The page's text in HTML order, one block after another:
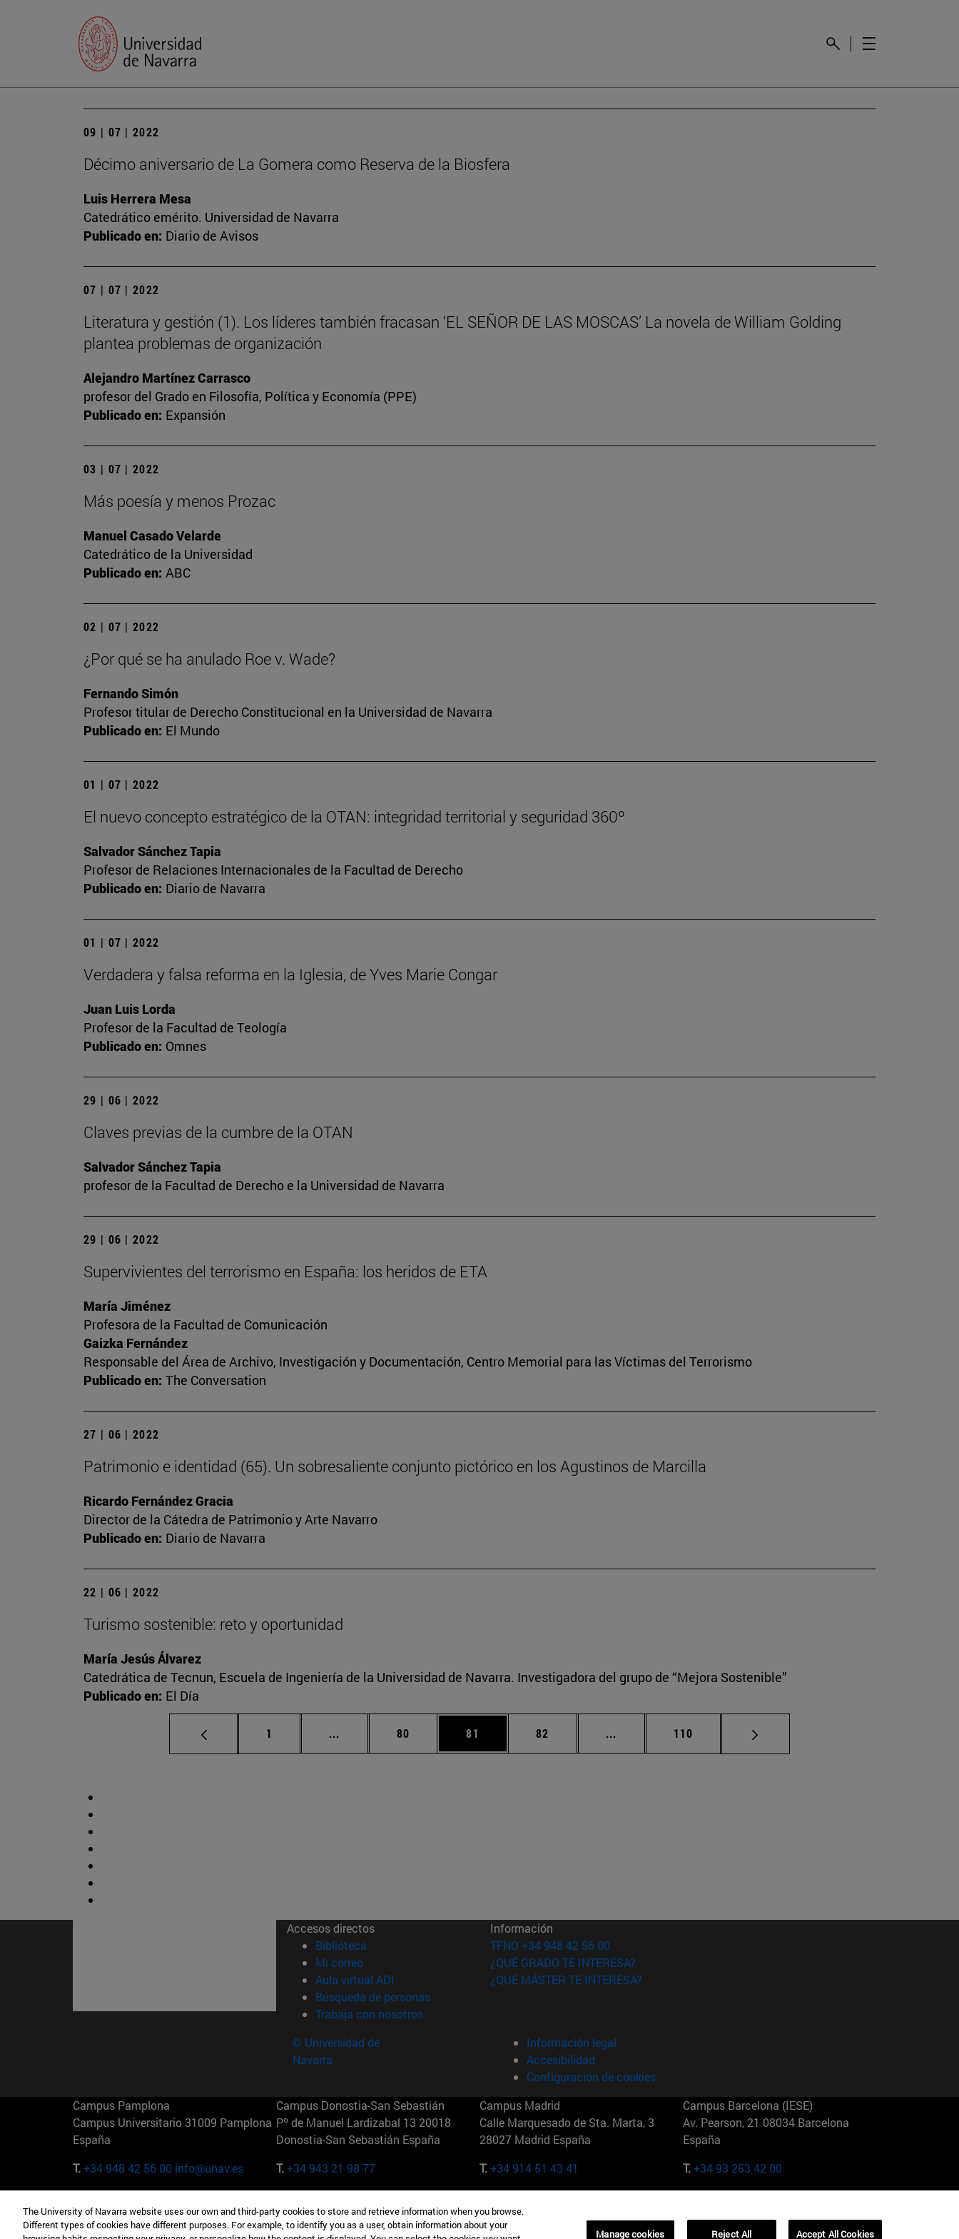
09 | 07 | 2022
Décimo aniversario de La Gomera como Reserva de la Biosfera
Luis Herrera Mesa
Catedrático emérito. Universidad de Navarra
Publicado en: Diario de Avisos
07 | 07 | 2022
Literatura y gestión (1). Los líderes también fracasan ‘EL SEÑOR DE LAS MOSCAS’ La novela de William Golding
plantea problemas de organización
Alejandro Martínez Carrasco
profesor del Grado en Filosofía, Política y Economía (PPE)
Publicado en: Expansión
03 | 07 | 2022
Más poesía y menos Prozac
Manuel Casado Velarde
Catedrático de la Universidad
Publicado en: ABC
02 | 07 | 2022
¿Por qué se ha anulado Roe v. Wade?
Fernando Simón
Profesor titular de Derecho Constitucional en la Universidad de Navarra
Publicado en: El Mundo
01 | 07 | 2022
El nuevo concepto estratégico de la OTAN: integridad territorial y seguridad 360º
Salvador Sánchez Tapia
Profesor de Relaciones Internacionales de la Facultad de Derecho
Publicado en: Diario de Navarra
01 | 07 | 2022
Verdadera y falsa reforma en la Iglesia, de Yves Marie Congar
Juan Luis Lorda
Profesor de la Facultad de Teología
Publicado en: Omnes
29 | 06 | 2022
Claves previas de la cumbre de la OTAN
Salvador Sánchez Tapia
profesor de la Facultad de Derecho e la Universidad de Navarra
29 | 06 | 2022
Supervivientes del terrorismo en España: los heridos de ETA
María Jiménez
Profesora de la Facultad de Comunicación
Gaizka Fernández
Responsable del Área de Archivo, Investigación y Documentación, Centro Memorial para las Víctimas del Terrorismo
Publicado en: The Conversation
27 | 06 | 2022
Patrimonio e identidad (65). Un sobresaliente conjunto pictórico en los Agustinos de Marcilla
Ricardo Fernández Gracia
Director de la Cátedra de Patrimonio y Arte Navarro
Publicado en: Diario de Navarra
22 | 06 | 2022
Turismo sostenible: reto y oportunidad
María Jesús Álvarez
Catedrática de Tecnun, Escuela de Ingeniería de la Universidad de Navarra. Investigadora del grupo de “Mejora Sostenible”
Publicado en: El Día
Página
1 ... Páginas intermedias Use TAB para desplazarse.
Página
80 Página
81 Página
82 ... Páginas intermedias Use TAB para desplazarse.
Página
110
Accesos directos
Biblioteca (abre en nueva ventana)
Mi correo(abre en nueva ventana)
Aula virtual ADI (abre en nueva ventana)
Búsqueda de personas(abre en nueva ventana)
Trabaja con nosotros(abre en nueva ventana)
Información
TFNO +34 948 42 56 00
¿QUÉ GRADO TE INTERESA?
¿QUÉ MÁSTER TE INTERESA?
© Universidad de
Navarra
Información legal
Accesibilidad
Configuración de cookies
Campus Pamplona
Campus Universitario 31009 Pamplona
España
T.+34 948 42 56 00 info@unav.es
Campus Donostia-San Sebastián
Pº de Manuel Lardizabal 13 20018
Donostia-San Sebastián España
T.+34 943 21 98 77
Campus Madrid
Calle Marquesado de Sta. Marta, 3
28027 Madrid España
T.+34 914 51 43 41
Campus Barcelona (IESE)
Av. Pearson, 21 08034 Barcelona
España
T.+34 93 253 42 00
Camino del Cerro Águila 3 28023
Madrid España
165 W 57th St 10019-2201 Nueva York
EE.UU
Maria-Theresia-Straße 15 81675
Múnich Alemania
01321001 Bela Vista Brasil
The University of Navarra website uses our own and third-party cookies to store and retrieve information when you browse.
Different types of cookies have different purposes. For example, to identify you as a user, obtain information about your
Manage cookies Reject All Accept All Cookies